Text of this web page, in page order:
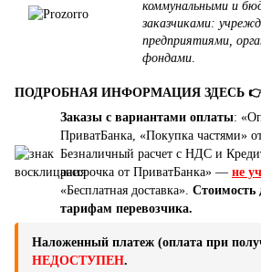
коммунальными и
заказчиками:
предприятиями,
фондами
ПОДРОБНАЯ ИНФОРМАЦИЯ ЗДЕСЬ
Заказы с вариантами оплаты:
ПриватБанка, «Покупка частями»
Безналичный расчет с НДС и
рассрочка от ПриватБанка» — не
«Бесплатная доставка». Стоимость
тарифам перевозчика.
Наложенный платеж (оплата при
НЕДОСТУПЕН.